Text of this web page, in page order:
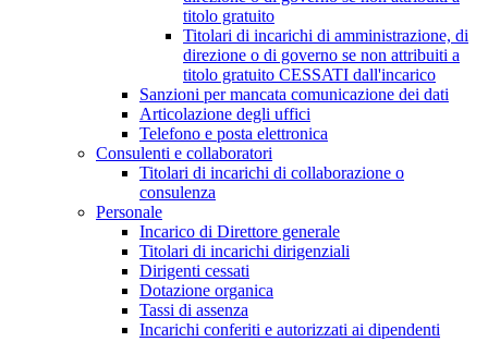
titolo gratuito
Titolari di incarichi di amministrazione, di
direzione o di governo se non attribuiti a
titolo gratuito CESSATI dall'incarico
Sanzioni per mancata comunicazione dei dati
Articolazione degli uffici
Telefono e posta elettronica
Consulenti e collaboratori
Titolari di incarichi di collaborazione o
consulenza
Personale
Incarico di Direttore generale
Titolari di incarichi dirigenziali
Dirigenti cessati
Dotazione organica
Tassi di assenza
Incarichi conferiti e autorizzati ai dipendenti